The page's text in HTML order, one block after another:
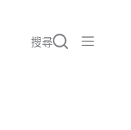
搜尋